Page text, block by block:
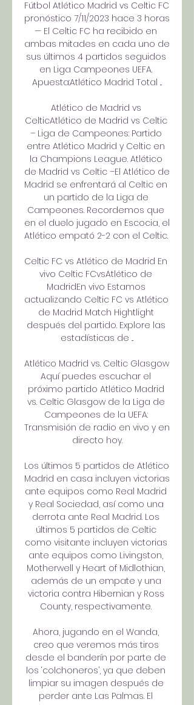
Fútbol Atlético Madrid vs Celtic FC
pronóstico 7/11/2023 hace 3 horas
— El Celtic FC ha recibido en
ambas mitades en cada uno de
sus últimos 4 partidos seguidos
en Liga Campeones UEFA.
Apuesta:Atlético Madrid Total ...
Atlético de Madrid vs
CelticAtlético de Madrid vs Celtic
– Liga de Campeones: Partido
entre Atlético Madrid y Celtic en
la Champions League. Atlético
de Madrid vs Celtic –El Atlético de
Madrid se enfrentará al Celtic en
un partido de la Liga de
Campeones. Recordemos que
en el duelo jugado en Escocia, el
Atlético empató 2-2 con el Celtic.
Celtic FC vs Atlético de Madrid En
vivo Celtic FCvsAtlético de
MadridEn vivo Estamos
actualizando Celtic FC vs Atlético
de Madrid Match Hightlight
después del partido. Explore las
estadísticas de ...
Atlético Madrid vs. Celtic Glasgow
Aquí puedes escuchar el
próximo partido Atlético Madrid
vs. Celtic Glasgow de la Liga de
Campeones de la UEFA:
Transmisión de radio en vivo y en
directo hoy.
Los últimos 5 partidos de Atlético
Madrid en casa incluyen victorias
ante equipos como Real Madrid
y Real Sociedad, así como una
derrota ante Real Madrid. Los
últimos 5 partidos de Celtic
como visitante incluyen victorias
ante equipos como Livingston,
Motherwell y Heart of Midlothian,
además de un empate y una
victoria contra Hibernian y Ross
County, respectivamente.
Ahora, jugando en el Wanda,
creo que veremos más tiros
desde el banderín por parte de
los ‘colchoneros’, ya que deben
limpiar su imagen después de
perder ante Las Palmas. El